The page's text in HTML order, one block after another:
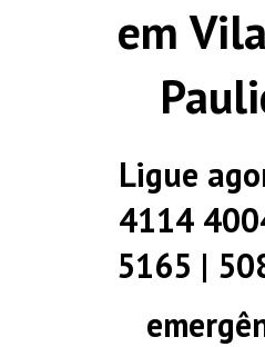
em
Ligue
4114
5165 |